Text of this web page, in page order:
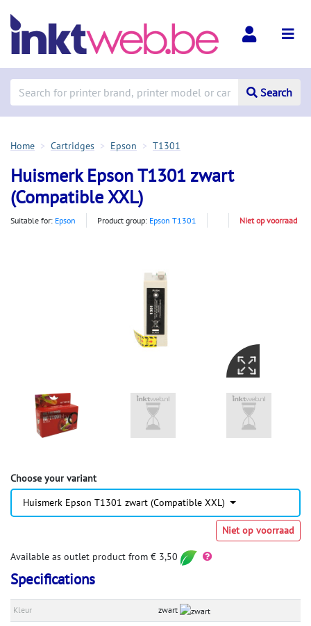
Search
Home Cartridges Epson T1301
Huismerk Epson T1301 zwart
(Compatible XXL)
Suitable for: Epson Product group: Epson T1301 Niet op voorraad
Choose your variant
Huismerk Epson T1301 zwart (Compatible XXL)
Niet op voorraad
Available as outlet product from € 3,50
Specifications
Kleur zwart